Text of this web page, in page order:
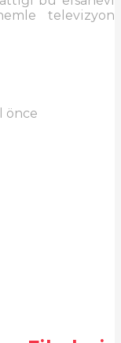
televizyon
önce